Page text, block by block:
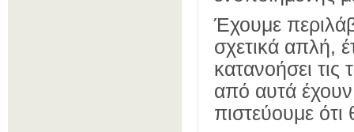
Έχουμε
σχετικά απλή,
κατανοήσει
από αυτά έχουν
πιστεύουμε